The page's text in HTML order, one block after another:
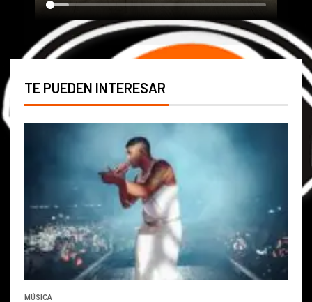
TE PUEDEN INTERESAR
MÚSICA